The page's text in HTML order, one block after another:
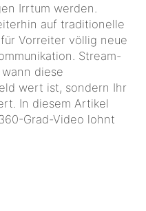
Irrtum werden.
auf traditionelle
Vorreiter völlig neue
Stream-
diese
wert ist, sondern Ihr
Grad-Video lohnt